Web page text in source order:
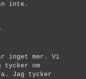
inte.
inget mer. Vi
tycker om
Jag tycker